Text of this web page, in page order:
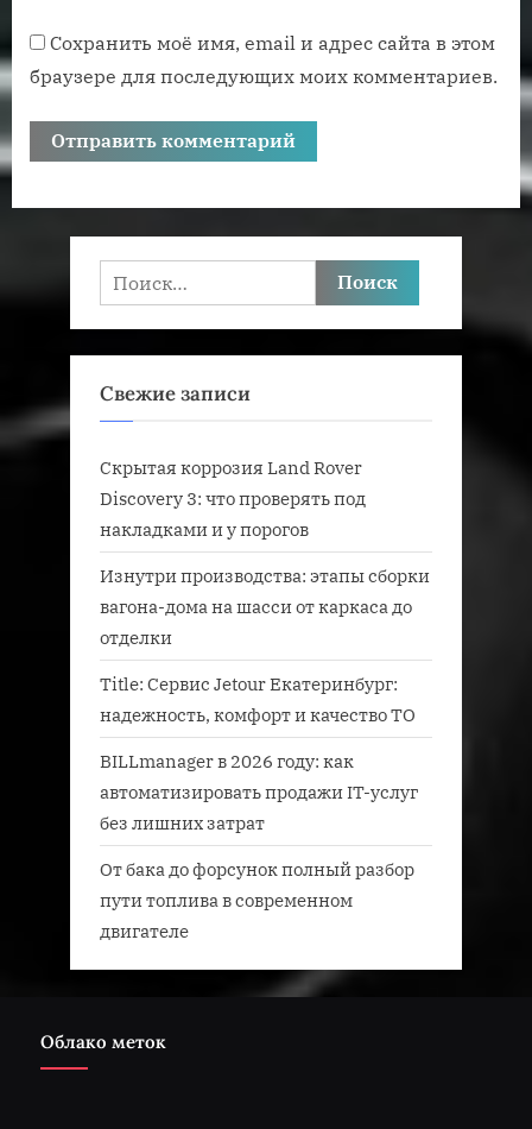
Сохранить моё имя, email и адрес сайта в этом
браузере для последующих моих комментариев.
Найти:
Свежие записи
Скрытая коррозия Land Rover
Discovery 3: что проверять под
накладками и у порогов
Изнутри производства: этапы сборки
вагона-дома на шасси от каркаса до
отделки
Title: Сервис Jetour Екатеринбург:
надежность, комфорт и качество ТО
BILLmanager в 2026 году: как
автоматизировать продажи IT-услуг
без лишних затрат
От бака до форсунок полный разбор
пути топлива в современном
двигателе
Облако меток